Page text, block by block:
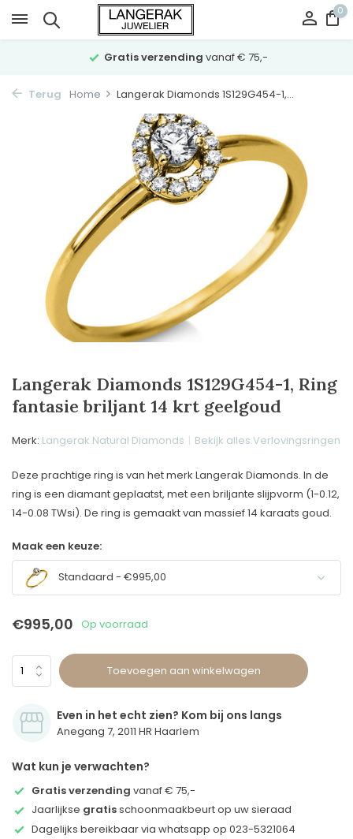
0
Gratis verzending vanaf € 75,-
Terug Home Langerak Diamonds 1S129G454-1,...
Langerak Diamonds 1S129G454-1, Ring
fantasie briljant 14 krt geelgoud
Merk: Langerak Natural Diamonds Bekijk alles Verlovingsringen
Deze prachtige ring is van het merk Langerak Diamonds. In de
ring is een diamant geplaatst, met een briljante slijpvorm (1-0.12,
14-0.08 TWsi). De ring is gemaakt van massief 14 karaats goud.
Maak een keuze:
Standaard - €995,00
€995,00 Op voorraad
Toevoegen aan winkelwagen
Even in het echt zien? Kom bij ons langs
Anegang 7, 2011 HR Haarlem
Wat kun je verwachten?
Gratis verzending vanaf € 75,-
Jaarlijkse gratisschoonmaakbeurt op uw sieraad
Dagelijks bereikbaar via whatsapp op 023-5321064